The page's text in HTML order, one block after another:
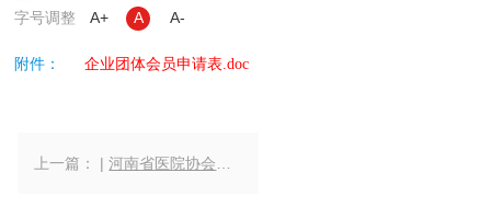
字号调整
A+ A A-
附件： 企业团体会员申请表.doc
上一篇： |河南省医院协会关于推荐第三届理事会理事候选人的通知（附件）